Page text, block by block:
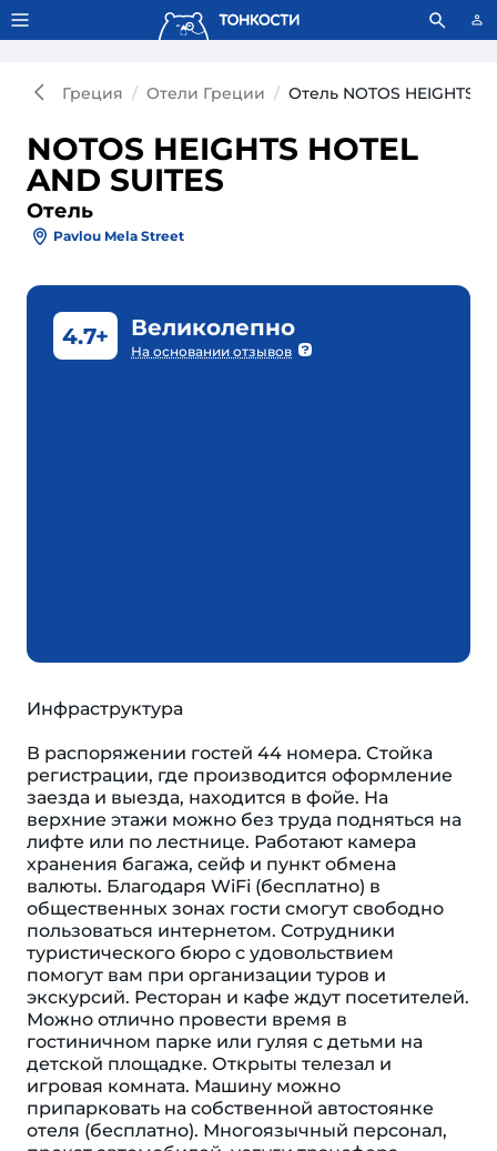
Тонкости используют сookie-файлы. Что это значит?
Греция Отели Греции Отель NOTOS HEIGHTS
NOTOS HEIGHTS HOTEL
AND SUITES
Отель
Pavlou Mela Street
4.7+ Великолепно
На основании отзывов
Инфраструктура
В распоряжении гостей 44 номера. Cтойка
регистрации, где производится оформление
заезда и выезда, находится в фойе. На
верхние этажи можно без труда подняться на
лифте или по лестнице. Работают камера
хранения багажа, сейф и пункт обмена
валюты. Благодаря WiFi (бесплатно) в
общественных зонах гости смогут свободно
пользоваться интернетом. Сотрудники
туристического бюро с удовольствием
помогут вам при организации туров и
экскурсий. Ресторан и кафе ждут посетителей.
Можно отлично провести время в
гостиничном парке или гуляя с детьми на
детской площадке. Открыты телезал и
игровая комната. Машину можно
припарковать на собственной автостоянке
отеля (бесплатно). Многоязычный персонал,